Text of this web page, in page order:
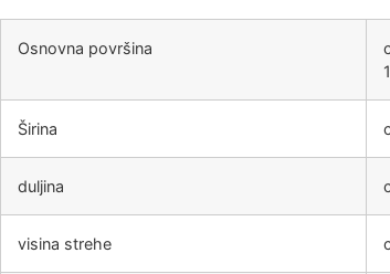
Osnovna površina
Širina
duljina
visina strehe